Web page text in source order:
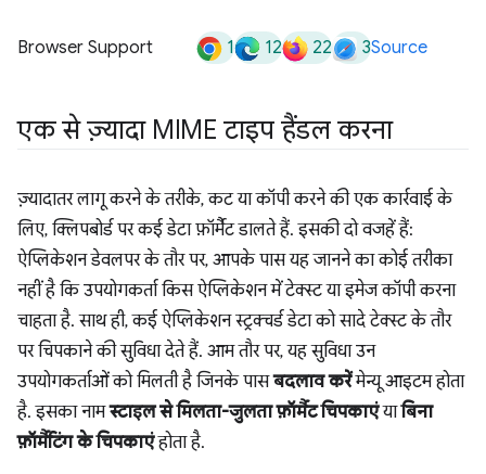
Browser Support 1 12 22 3Source
एक से ज़्यादा MIME टाइप हैंडल करना
ज़्यादातर लागू करने के तरीके, कट या कॉपी करने की एक कार्रवाई के
लिए, क्लिपबोर्ड पर कई डेटा फ़ॉर्मैट डालते हैं. इसकी दो वजहें हैं:
ऐप्लिकेशन डेवलपर के तौर पर, आपके पास यह जानने का कोई तरीका
नहीं है कि उपयोगकर्ता किस ऐप्लिकेशन में टेक्स्ट या इमेज कॉपी करना
चाहता है. साथ ही, कई ऐप्लिकेशन स्ट्रक्चर्ड डेटा को सादे टेक्स्ट के तौर
पर चिपकाने की सुविधा देते हैं. आम तौर पर, यह सुविधा उन
उपयोगकर्ताओं को मिलती है जिनके पासबदलाव करेंमेन्यू आइटम होता
है. इसका नामस्टाइल से मिलता-जुलता फ़ॉर्मैट चिपकाएंयाबिना
फ़ॉर्मैटिंग के चिपकाएंहोता है.